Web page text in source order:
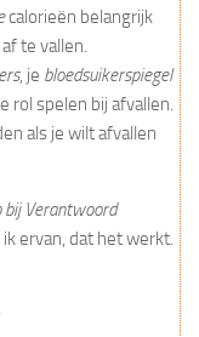
calorieën belangrijk
te vallen.
, je bloedsuikerspiegel
rol spelen bij afvallen.
als je wilt afvallen
bij Verantwoord
ik ervan, dat het werkt.